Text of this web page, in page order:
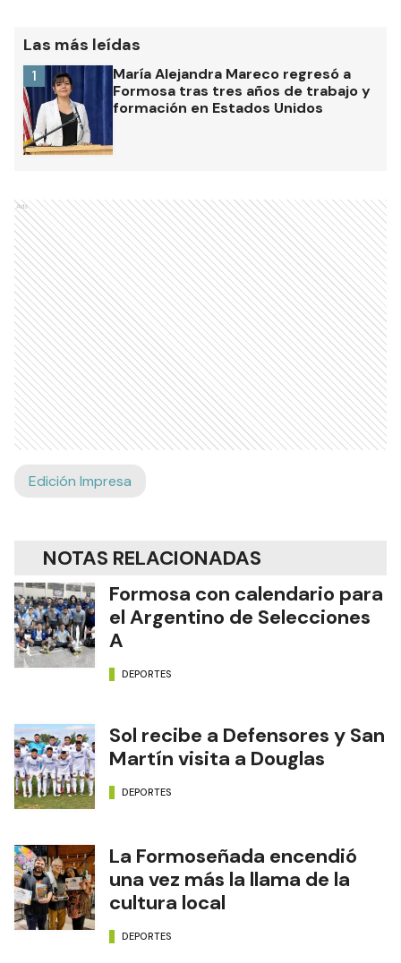
Las más leídas
María Alejandra Mareco regresó a
Formosa tras tres años de trabajo y
formación en Estados Unidos
1
Ads
Edición Impresa
NOTAS RELACIONADAS
Formosa con calendario para
el Argentino de Selecciones
A
DEPORTES
Sol recibe a Defensores y San
Martín visita a Douglas
DEPORTES
La Formoseñada encendió
una vez más la llama de la
cultura local
DEPORTES